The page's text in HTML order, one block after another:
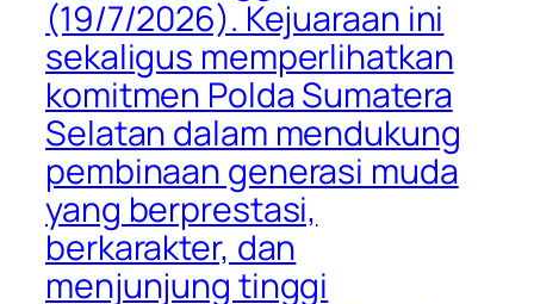
(19/7/2026). Kejuaraan ini
sekaligus memperlihatkan
komitmen Polda Sumatera
Selatan dalam mendukung
pembinaan generasi muda
yang berprestasi,
berkarakter, dan
menjunjung tinggi